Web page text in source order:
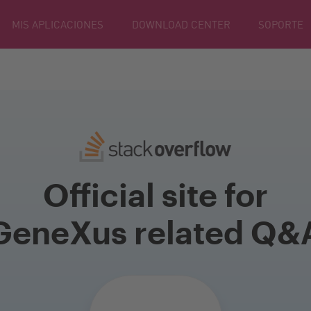
MIS APLICACIONES DOWNLOAD CENTER SOPORTE
Official site for
related